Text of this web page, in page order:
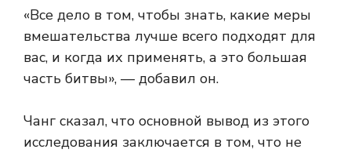
«Все дело в том, чтобы знать, какие меры
вмешательства лучше всего подходят для
вас, и когда их применять, а это большая
часть битвы», — добавил он.
Чанг сказал, что основной вывод из этого
исследования заключается в том, что не